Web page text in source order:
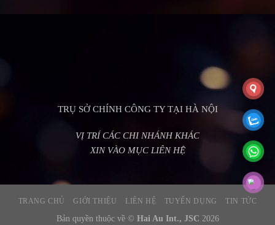
TRỤ SỞ CHÍNH CÔNG TY TẠI HÀ NỘI
VỊ TRÍ CÁC CHI NHÁNH KHÁC
XIN VÀO MỤC LIÊN HỆ
TRANG CHỦ GIỚI THIỆU LIÊN HỆ TUYỂN DỤNG TIN TỨC
Bản quyền thuộc về © Hai Au Int., JSC 2026